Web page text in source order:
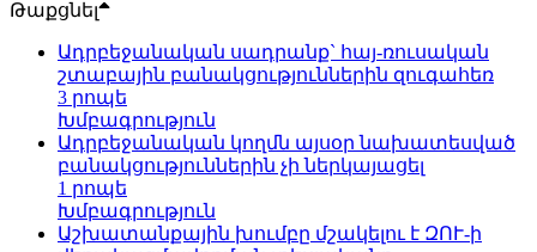
Թաքցնել
Ադրբեջանական սադրանք` հայ-ռուսական
շտաբային բանակցություններին զուգահեռ
3 րոպե
Խմբագրություն
Ադրբեջանական կողմն այսօր նախատեսված
բանակցություններին չի ներկայացել
1 րոպե
Խմբագրություն
Աշխատանքային խումբը մշակելու է ԶՈՒ-ի